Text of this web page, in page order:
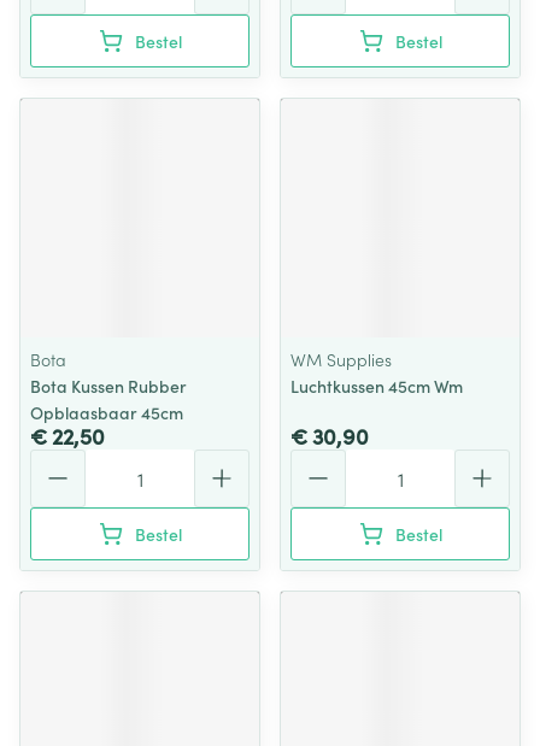
Bestel Bestel
Bota
Bota Kussen Rubber
Opblaasbaar 45cm
€ 22,50
Bestel
WM Supplies
Luchtkussen 45cm Wm
€ 30,90
Bestel